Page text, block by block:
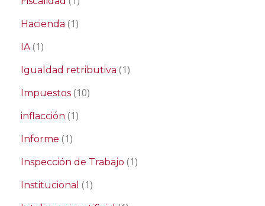
Hacienda (1)
IA(1)
Igualdad retributiva (1)
Impuestos (10)
inflacción (1)
Informe (1)
Inspección de Trabajo (1)
Institucional (1)